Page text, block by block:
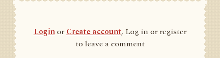
LoginorCreate account, Log in or register
to leave a comment